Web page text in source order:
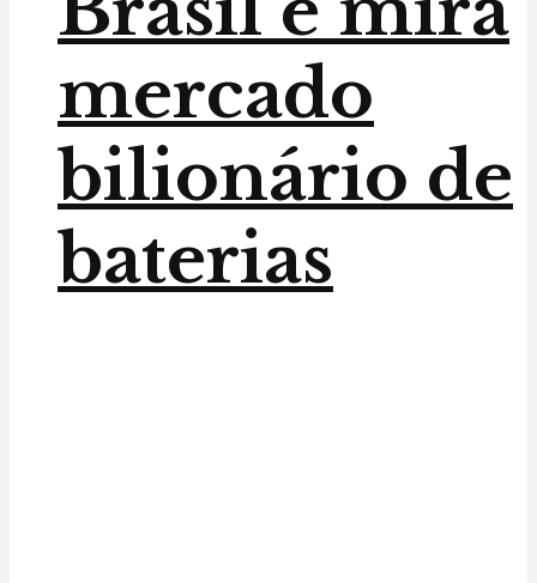
mercado
bilionário de
baterias